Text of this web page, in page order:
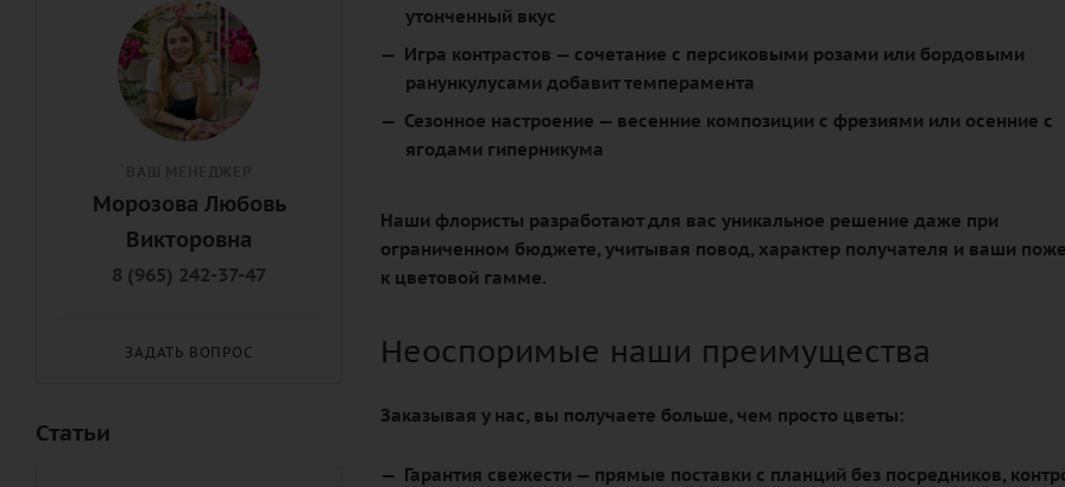
утонченный вкус
Игра контрастов — сочетание с персиковыми розами или бордовыми
ранункулусами добавит темперамента
Сезонное настроение — весенние композиции с фрезиями или осенние с
ягодами гиперникума
Наши флористы разработают для вас уникальное решение даже при
ограниченном бюджете, учитывая повод, характер получателя и ваши
к цветовой гамме.
Неоспоримые наши преимущества
Заказывая у нас, вы получаете больше, чем просто цветы:
Гарантия свежести — прямые поставки с планций без посредников,
Морозова Любовь
Викторовна
8 (965) 242-37-47
ЗАДАТЬ ВОПРОС
Статьи